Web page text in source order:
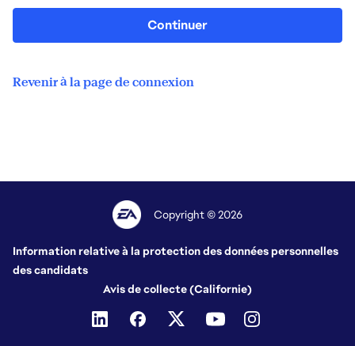
Continuer
Revenir à la page de connexion
Copyright © 2026
Information relative à la protection des données personnelles
des candidats
Avis de collecte (Californie)